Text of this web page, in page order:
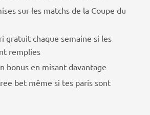
sur les matchs de la Coupe du
gratuit chaque semaine si les
remplies
bonus en misant davantage
bet même si tes paris sont